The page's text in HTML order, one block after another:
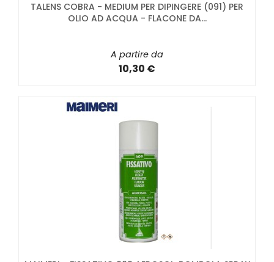
TALENS COBRA - MEDIUM PER DIPINGERE (091) PER
OLIO AD ACQUA - FLACONE DA...
A partire da
10,30 €